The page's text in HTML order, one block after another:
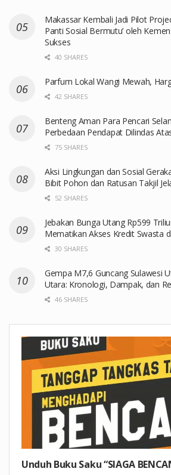
Makassar Kembali Jadi Pilot
Panti Sosial Bermutu’ oleh
Sukses
40 SHARES
Parfum Lokal Wangi Mewah,
42 SHARES
Benteng Aman Para Pencari
Perbedaan Pendapat Dilindas
75 SHARES
Aksi Lingkungan dan Sosial
Bibit Pohon dan Ratusan Takjil
52 SHARES
Jebakan Bunga Utang Rp599
Mematikan Akses Kredit Swasta
30 SHARES
Gempa M7,6 Guncang Sulawesi
Utara: Kronologi, Dampak, dan
46 SHARES
Unduh Buku Saku “SIAGA